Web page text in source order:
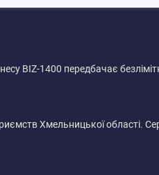
BIZ-1400 передбачає
Хмельницької області.